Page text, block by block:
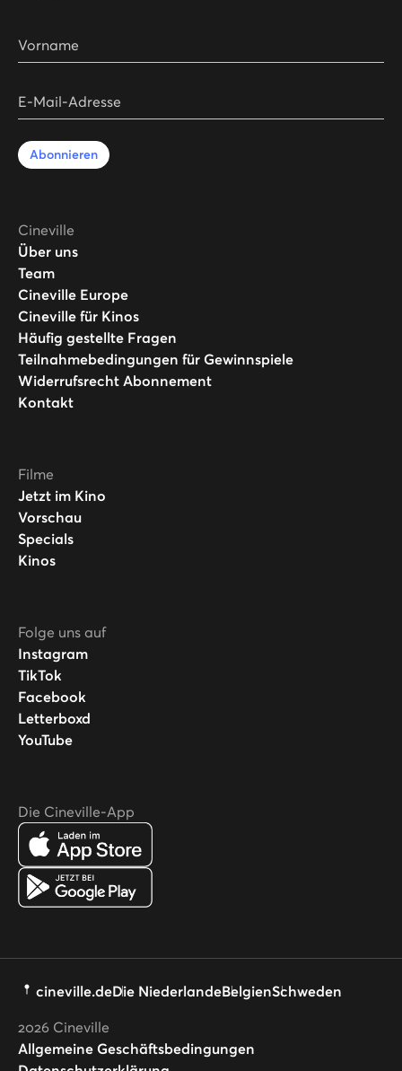
Vorname
E-Mail-Adresse
Abonnieren
Cineville
Über uns
Team
Cineville Europe
Cineville für Kinos
Häufig gestellte Fragen
Teilnahmebedingungen für Gewinnspiele
Widerrufsrecht Abonnement
Kontakt
Filme
Jetzt im Kino
Vorschau
Specials
Kinos
Folge uns auf
Instagram
TikTok
Facebook
Letterboxd
YouTube
Die Cineville-App
cineville.deDie NiederlandeBelgienSchweden
2026 Cineville
Allgemeine Geschäftsbedingungen